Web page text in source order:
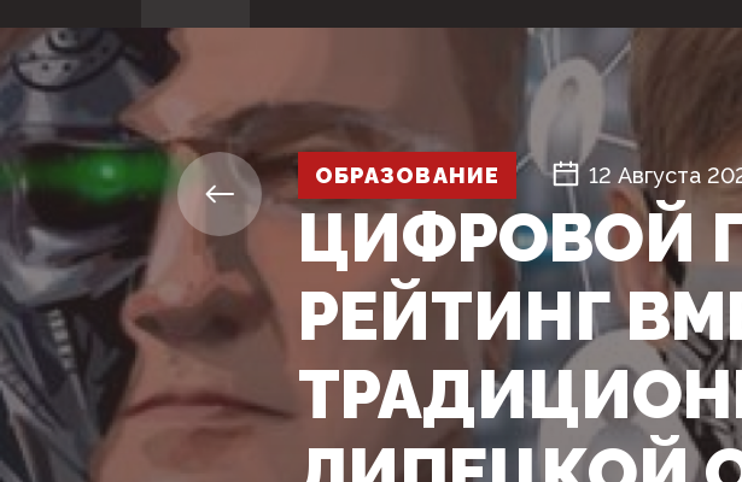
ОБРАЗОВАНИЕ 12 Августа
ЦИФРОВОЙ
РЕЙТИНГ